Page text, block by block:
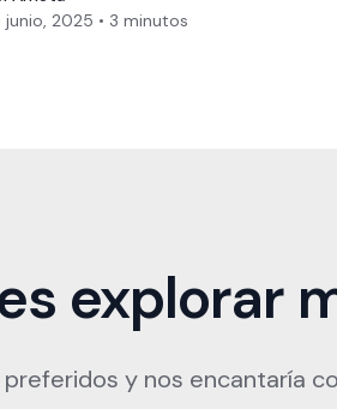
junio, 2025 • 3 minutos
explorar
y nos encantaría